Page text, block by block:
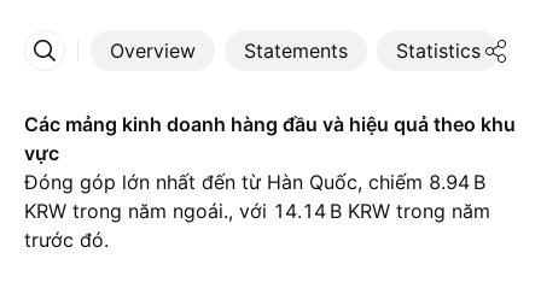
Overview Statements Statistics
More
Các mảng kinh doanh hàng đầu và hiệu quả theo khu
vực
Đóng góp lớn nhất đến từ Hàn Quốc, chiếm ‪8.94 B‬
KRW trong năm ngoái., với ‪14.14 B‬ KRW trong năm
trước đó.